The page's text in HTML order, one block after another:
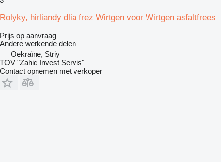
Rolyky, hirliandy dlia frez Wirtgen voor Wirtgen asfaltfrees
Prijs op aanvraag
Andere werkende delen
Oekraïne, Striy
TOV "Zahid Invest Servis"
Contact opnemen met verkoper